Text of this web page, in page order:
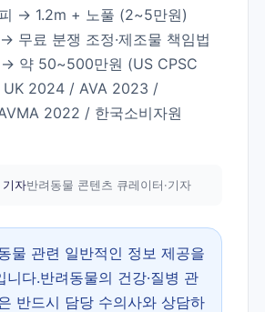
→ 1.2m + 노풀 (2~5만원)
무료 분쟁 조정·제조물 책임법
약 50~500만원 (US CPSC
UK 2024 / AVA 2023 /
2022 / 한국소비자원
기자반려동물 콘텐츠 큐레이터·기자
물 관련 일반적인 정보 제공을
니다.반려동물의 건강·질병 관
반드시 담당 수의사와 상담하